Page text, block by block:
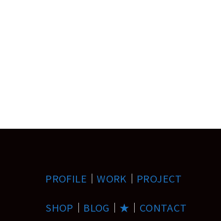
PROFILE ｜WORK ｜ PROJECT
SHOP ｜ BLOG ｜ ★ ｜ CONTACT